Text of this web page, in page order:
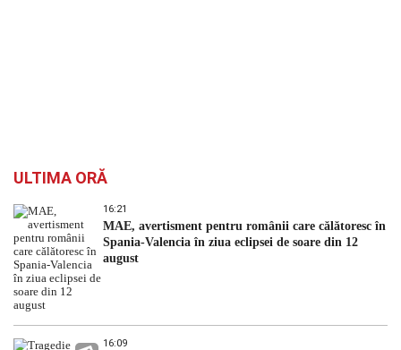
ULTIMA ORĂ
16:21
MAE, avertisment pentru românii care călătoresc în
Spania-Valencia în ziua eclipsei de soare din 12
august
16:09